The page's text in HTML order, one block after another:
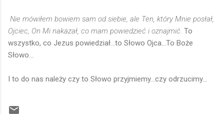
Nie mówiłem bowiem sam od siebie, ale Ten, który Mnie posłał,
Ojciec, On Mi nakazał, co mam powiedzieć i oznajmić. To
wszystko, co Jezus powiedział...to Słowo Ojca...To Boże
Słowo...
I to do nas należy czy to Słowo przyjmiemy...czy odrzucimy...